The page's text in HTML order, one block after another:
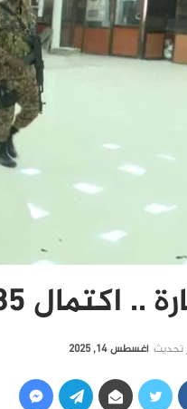
أعمال تأهيل مطار الخرطوم
تحديث أغسطس 14, 2025